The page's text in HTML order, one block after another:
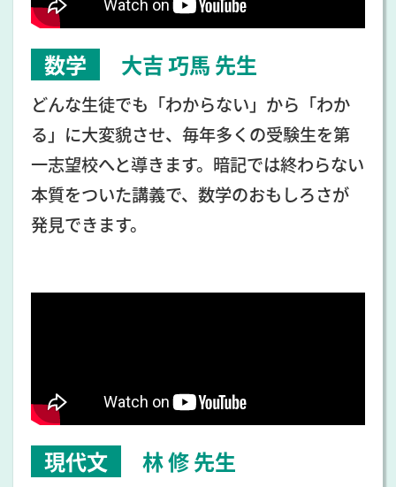
数学 大吉 巧馬 先生
どんな生徒でも「わからない」から「わか
る」に大変貌させ、毎年多くの受験生を第
一志望校へと導きます。暗記では終わらない
本質をついた講義で、数学のおもしろさが
発見できます。
現代文 林 修先生